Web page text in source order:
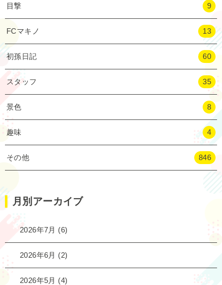
目撃 9
FCマキノ 13
初孫日記 60
スタッフ 35
景色 8
趣味 4
その他 846
月別アーカイブ
2026年7月 (6)
2026年6月 (2)
2026年5月 (4)